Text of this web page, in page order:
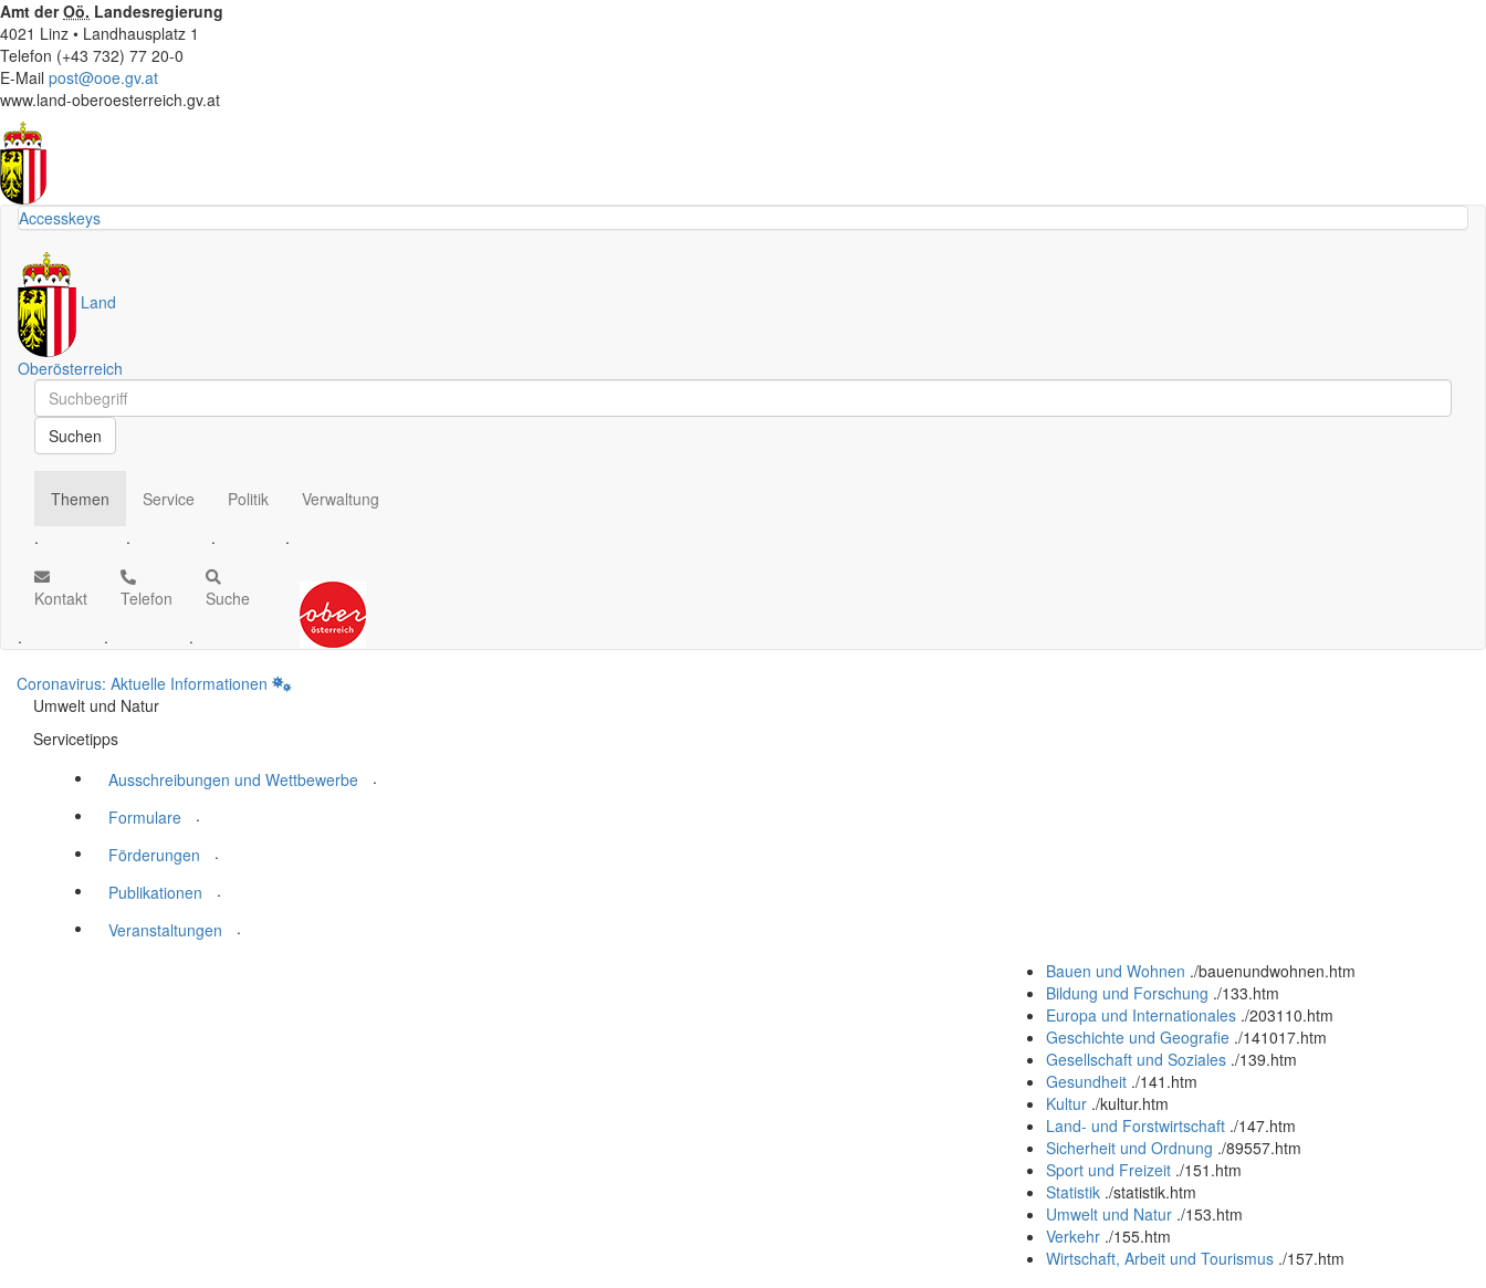
Amt derOö. Landesregierung
4021 Linz • Landhausplatz 1
Telefon (+43 732) 77 20-0
E-Mail post@ooe.gv.at
www.land-oberoesterreich.gv.at
Accesskeys
Land
Oberösterreich
Schnellsuche
Schnellsuche
Suchen
Themen
.
Service
.
Politik
.
Verwaltung
.
Kontakt
.
Telefon
.
Suche
.
Coronavirus: Aktuelle Informationen
Umwelt und Natur
Servicetipps
Ausschreibungen und Wettbewerbe
.
Formulare
.
Förderungen
.
Publikationen
.
Veranstaltungen
.
Bauen und Wohnen ./bauenundwohnen.htm
Bildung und Forschung ./133.htm
Europa und Internationales ./203110.htm
Geschichte und Geografie ./141017.htm
Gesellschaft und Soziales ./139.htm
Gesundheit ./141.htm
Kultur ./kultur.htm
Land- und Forstwirtschaft ./147.htm
Sicherheit und Ordnung ./89557.htm
Sport und Freizeit ./151.htm
Statistik ./statistik.htm
Umwelt und Natur ./153.htm
Verkehr ./155.htm
Wirtschaft, Arbeit und Tourismus ./157.htm